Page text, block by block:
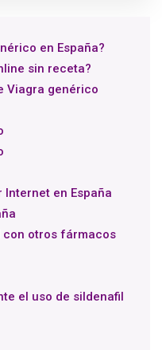
en España?
sin receta?
Viagra genérico
en España
con otros fármacos
el uso de sildenafil